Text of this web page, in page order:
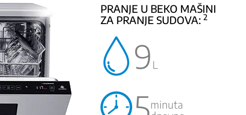
PRANJE U BEKO MAŠINI
ZA PRANJE SUDOVA: 2
9 L
5minuta